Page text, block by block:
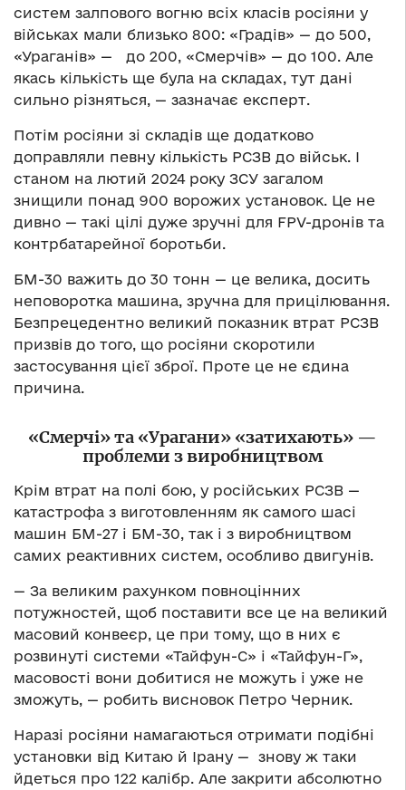
систем залпового вогню всіх класів росіяни у
військах мали близько 800: «Градів» — до 500,
«Ураганів» — до 200, «Смерчів» — до 100. Але
якась кількість ще була на складах, тут дані
сильно різняться, — зазначає експерт.
Потім росіяни зі складів ще додатково
доправляли певну кількість РСЗВ до військ. І
станом на лютий 2024 року ЗСУ загалом
знищили понад 900 ворожих установок. Це не
дивно — такі цілі дуже зручні для FPV-дронів та
контрбатарейної боротьби.
БМ-30 важить до 30 тонн — це велика, досить
неповоротка машина, зручна для прицілювання.
Безпрецедентно великий показник втрат РСЗВ
призвів до того, що росіяни скоротили
застосування цієї зброї. Проте це не єдина
причина.
«Смерчі» та «Урагани» «затихають» —
проблеми з виробництвом
Крім втрат на полі бою, у російських РСЗВ —
катастрофа з виготовленням як самого шасі
машин БМ-27 і БМ-30, так і з виробництвом
самих реактивних систем, особливо двигунів.
— За великим рахунком повноцінних
потужностей, щоб поставити все це на великий
масовий конвеєр, це при тому, що в них є
розвинуті системи «Тайфун-С» і «Тайфун-Г»,
масовості вони добитися не можуть і уже не
зможуть, — робить висновок Петро Черник.
Наразі росіяни намагаються отримати подібні
установки від Китаю й Ірану — знову ж таки
йдеться про 122 калібр. Але закрити абсолютно